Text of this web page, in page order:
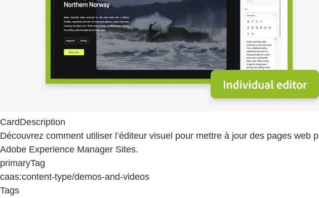
CardDescription
Découvrez comment utiliser l’éditeur visuel pour mettre à jour des pages
Adobe Experience Manager Sites.
primaryTag
caas:content-type/demos-and-videos
Tags